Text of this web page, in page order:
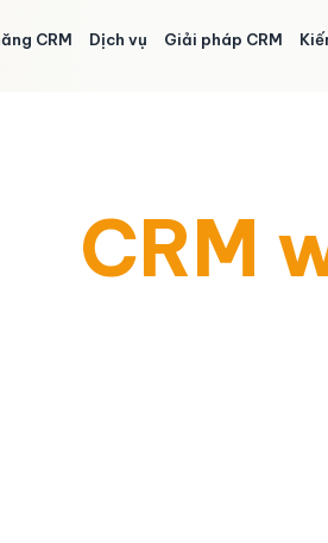
CRM Dịch vụ Giải pháp CRM
CRM